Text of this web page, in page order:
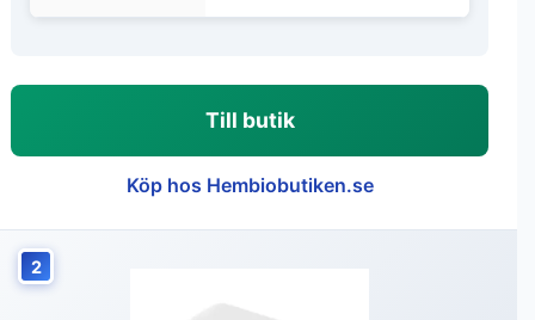
Till butik
Köp hos Hembiobutiken.se
2